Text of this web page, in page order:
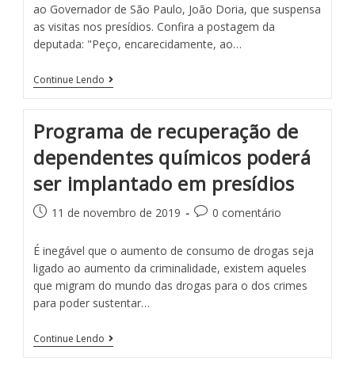
ao Governador de São Paulo, João Doria, que suspensa
as visitas nos presídios. Confira a postagem da
deputada: "Peço, encarecidamente, ao…
Continue Lendo
Programa de recuperação de
dependentes químicos poderá
ser implantado em presídios
11 de novembro de 2019 0 comentário
É inegável que o aumento de consumo de drogas seja
ligado ao aumento da criminalidade, existem aqueles
que migram do mundo das drogas para o dos crimes
para poder sustentar…
Continue Lendo